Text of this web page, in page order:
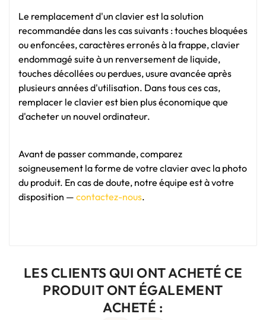
Le remplacement d'un clavier est la solution
recommandée dans les cas suivants : touches bloquées
ou enfoncées, caractères erronés à la frappe, clavier
endommagé suite à un renversement de liquide,
touches décollées ou perdues, usure avancée après
plusieurs années d'utilisation. Dans tous ces cas,
remplacer le clavier est bien plus économique que
d'acheter un nouvel ordinateur.
Avant de passer commande, comparez
soigneusement la forme de votre clavier avec la photo
du produit. En cas de doute, notre équipe est à votre
disposition — contactez-nous.
LES CLIENTS QUI ONT ACHETÉ CE
PRODUIT ONT ÉGALEMENT
ACHETÉ :